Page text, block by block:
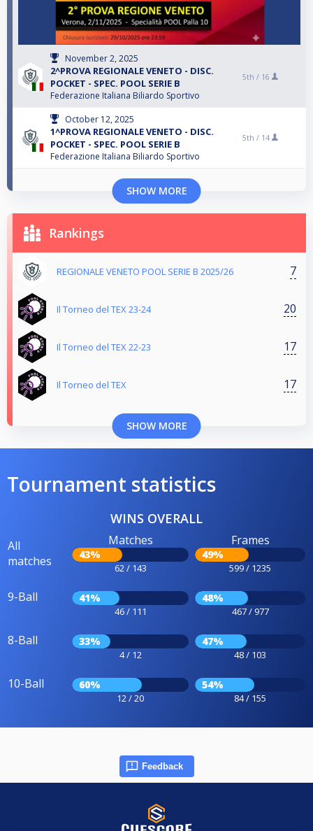
November 2, 2025
2^PROVA REGIONALE VENETO - DISC.
POCKET - SPEC. POOL SERIE B
Federazione Italiana Biliardo Sportivo
5th / 16
October 12, 2025
1^PROVA REGIONALE VENETO - DISC.
POCKET - SPEC. POOL SERIE B
Federazione Italiana Biliardo Sportivo
5th / 14
SHOW MORE
Rankings
REGIONALE VENETO POOL SERIE B 2025/26 7
Il Torneo del TEX 23-24 20
Il Torneo del TEX 22-23 17
Il Torneo del TEX 17
SHOW MORE
Tournament statistics
WINS OVERALL
All
matches
Matches
43%
62 / 143
Frames
49%
599 / 1235
9-Ball 41%
46 / 111
48%
467 / 977
8-Ball 33%
4 / 12
47%
48 / 103
10-Ball 60%
12 / 20
54%
84 / 155
Feedback